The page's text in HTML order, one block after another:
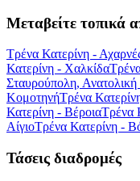
Μεταβείτε τοπικά
Τρένα Κατερίνη -
Κατερίνη - Χαλκίδα
Σταυρούπολη,
ΚομοτηνήΤρένα
Κατερίνη - ΒέροιαΤρένα
ΑίγιοΤρένα Κατερίνη -
Τάσεις διαδρομές